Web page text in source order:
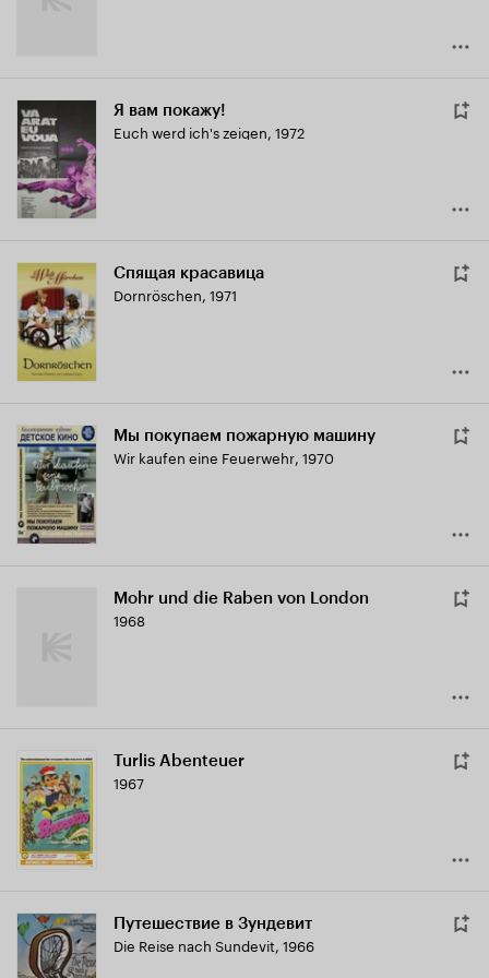
Я вам покажу!
Euch werd ich's zeigen, 1972
Спящая красавица
Dornröschen, 1971
Мы покупаем пожарную машину
Wir kaufen eine Feuerwehr, 1970
Mohr und die Raben von London
1968
Turlis Abenteuer
1967
Путешествие в Зундевит
Die Reise nach Sundevit, 1966